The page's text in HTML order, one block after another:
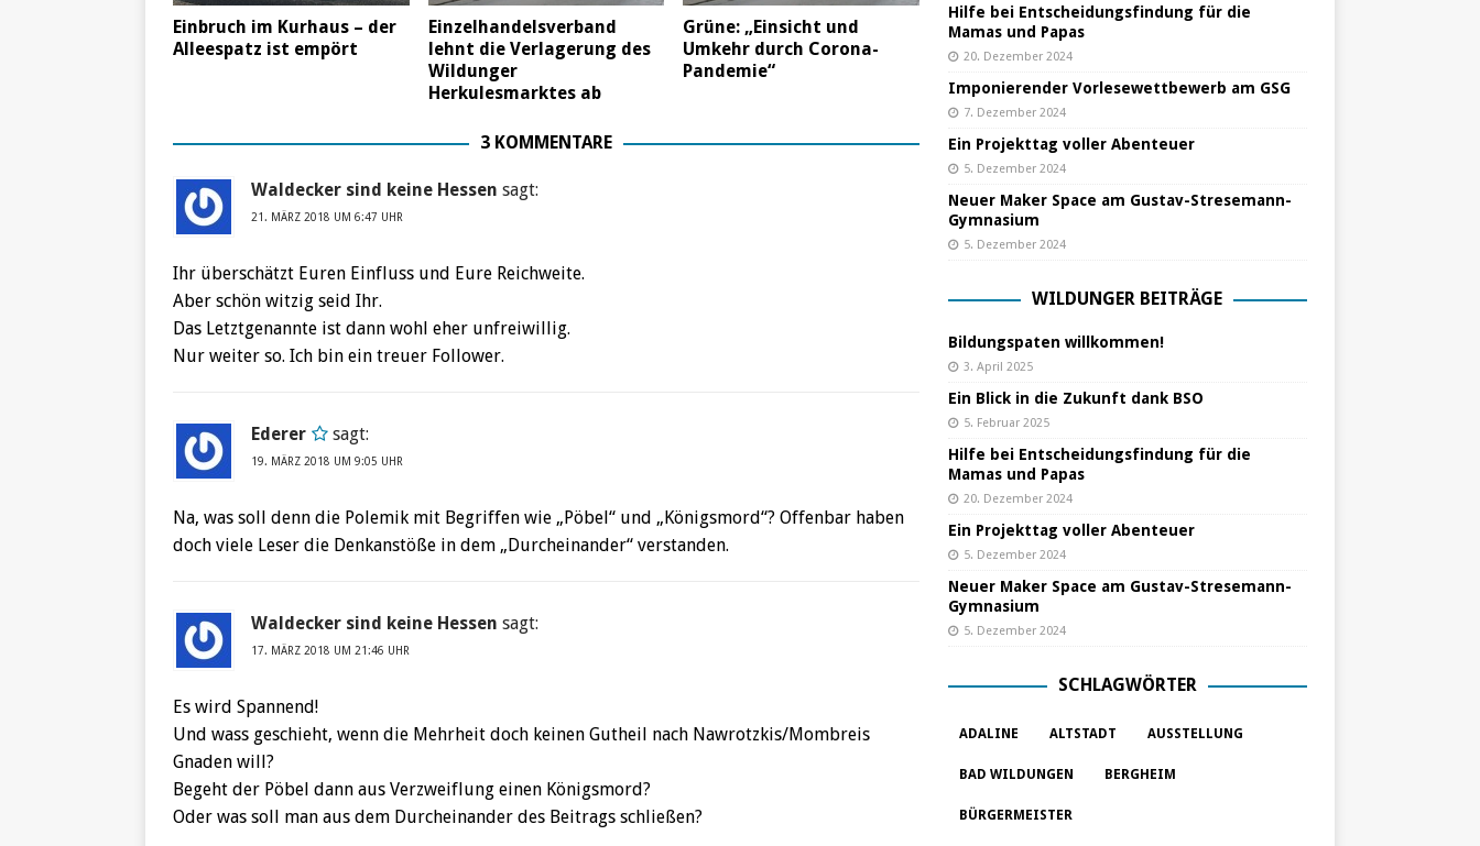
Einbruch im Kurhaus – der
Alleespatz ist empört
Einzelhandelsverband
lehnt die Verlagerung des
Wildunger
Herkulesmarktes ab
Grüne: „Einsicht und
Umkehr durch Corona-
Pandemie“
3 KOMMENTARE
Waldecker sind keine Hessen sagt:
21. MÄRZ 2018 UM 6:47 UHR
Ihr überschätzt Euren Einfluss und Eure Reichweite.
Aber schön witzig seid Ihr.
Das Letztgenannte ist dann wohl eher unfreiwillig.
Nur weiter so. Ich bin ein treuer Follower.
Ederer sagt:
19. MÄRZ 2018 UM 9:05 UHR
Na, was soll denn die Polemik mit Begriffen wie „Pöbel“ und „Königsmord“? Offenbar haben
doch viele Leser die Denkanstöße in dem „Durcheinander“ verstanden.
Waldecker sind keine Hessen sagt:
17. MÄRZ 2018 UM 21:46 UHR
Es wird Spannend!
Und wass geschieht, wenn die Mehrheit doch keinen Gutheil nach Nawrotzkis/Mombreis
Gnaden will?
Begeht der Pöbel dann aus Verzweiflung einen Königsmord?
Oder was soll man aus dem Durcheinander des Beitrags schließen?
Hilfe bei Entscheidungsfindung für die
Mamas und Papas
20. Dezember 2024
Imponierender Vorlesewettbewerb am GSG
7. Dezember 2024
Ein Projekttag voller Abenteuer
5. Dezember 2024
Neuer Maker Space am Gustav-Stresemann-
Gymnasium
5. Dezember 2024
WILDUNGER BEITRÄGE
Bildungspaten willkommen!
3. April 2025
Ein Blick in die Zukunft dank BSO
5. Februar 2025
Hilfe bei Entscheidungsfindung für die
Mamas und Papas
20. Dezember 2024
Ein Projekttag voller Abenteuer
5. Dezember 2024
Neuer Maker Space am Gustav-Stresemann-
Gymnasium
5. Dezember 2024
SCHLAGWÖRTER
ADALINE ALTSTADT AUSSTELLUNG
BAD WILDUNGEN BERGHEIM
BÜRGERMEISTER